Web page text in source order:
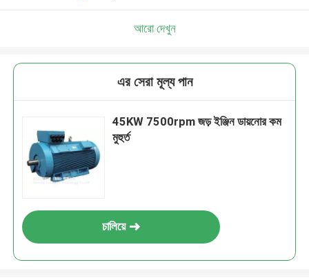
আরো দেখুন
এর সেরা মূল্য পান
45KW 7500rpm জড় ইঞ্জিন ডায়নোর কম
মুহুর্ত
চালিয়ে